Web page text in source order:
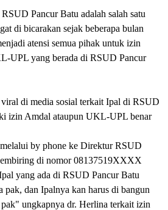
RSUD Pancur Batu adalah salah satu
di bicarakan sejak beberapa bulan
atensi semua pihak untuk izin
UPL yang berada di RSUD Pancur
di media sosial terkait Ipal di RSUD
izin Amdal ataupun UKL-UPL benar
by phone ke Direktur RSUD
di nomor 08137519XXXX
yang ada di RSUD Pancur Batu
pak, dan Ipalnya kan harus di bangun
ungkapnya dr. Herlina terkait izin